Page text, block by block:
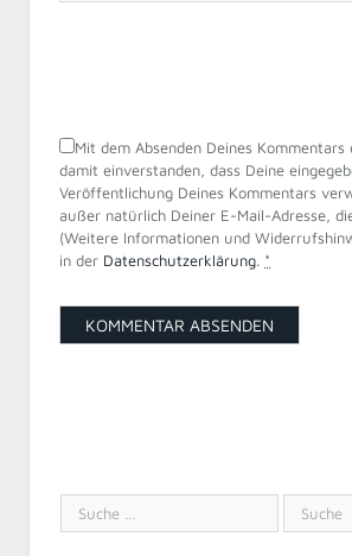
Mit dem Absenden Deines
damit einverstanden, dass Deine
Veröffentlichung Deines Kommentars
außer natürlich Deiner E-Mail-Adresse,
(Weitere Informationen und
in der Datenschutzerklärung. *